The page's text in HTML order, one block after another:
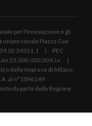
per l'Innovazione e gli
Piazza Gae
39331.1 | PEC
25.000.000,00 € i.v. |
delle Imprese di Milano
al n°1096149.
da parte della Regione